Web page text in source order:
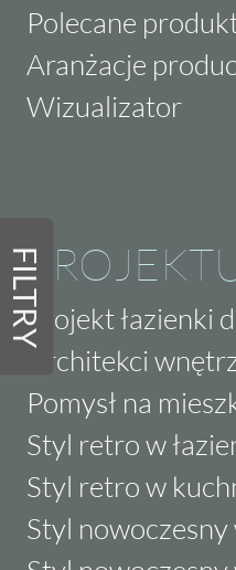
FILTRY
Polecane
Aranżacje
Wizualizator
Projekt łazienki
Architekci
Pomysł na
Styl retro w
Styl retro w
Styl nowoczesny